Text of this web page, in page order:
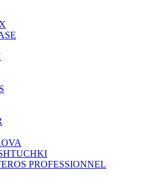
PROFESSIONNEL